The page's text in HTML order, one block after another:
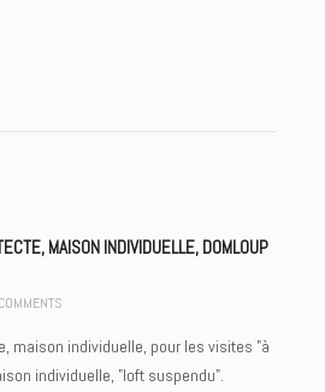
MAISON INDIVIDUELLE, DOMLOUP
maison individuelle, pour les visites "à
individuelle, "loft suspendu".